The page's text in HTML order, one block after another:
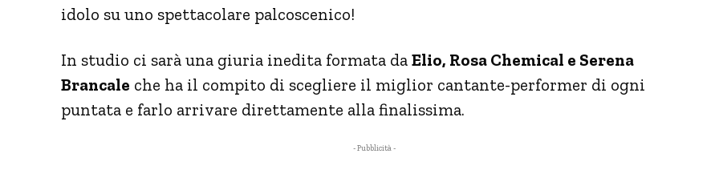
idolo su uno spettacolare palcoscenico!
In studio ci sarà una giuria inedita formata da Elio, Rosa Chemical e Serena
Brancale che ha il compito di scegliere il miglior cantante-performer di ogni
puntata e farlo arrivare direttamente alla finalissima.
- Pubblicità -